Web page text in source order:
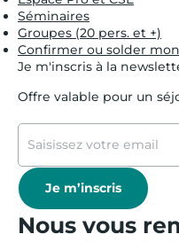
Séminaires
Groupes (20 pers. et +)
Confirmer ou solder
Je m'inscris à la
Offre valable pour un
Je m’inscris
Nous vous